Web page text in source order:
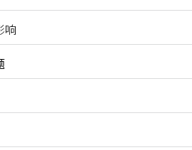
响